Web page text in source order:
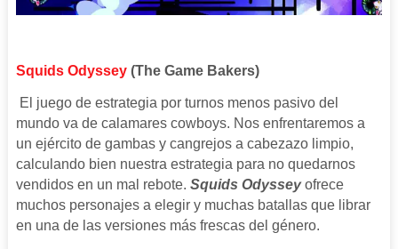
Squids Odyssey (The Game Bakers)
El juego de estrategia por turnos menos pasivo del
mundo va de calamares cowboys. Nos enfrentaremos a
un ejército de gambas y cangrejos a cabezazo limpio,
calculando bien nuestra estrategia para no quedarnos
vendidos en un mal rebote. Squids Odysseyofrece
muchos personajes a elegir y muchas batallas que librar
en una de las versiones más frescas del género.